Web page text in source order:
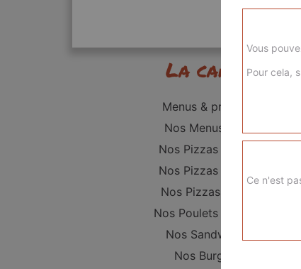
La carte
Menus & promos
Nos Menus kids
Nos Pizzas Junior
Nos Pizzas Sénior
Nos Pizzas Méga
Nos Poulets Braisés
Nos Sandwichs
Nos Burgers
Vous
Pour cela,
Ce n'est